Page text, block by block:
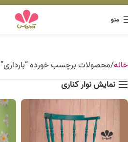
منو
خانه محصولات برچسب خورده “بارداری”
نمایش نوار کناری